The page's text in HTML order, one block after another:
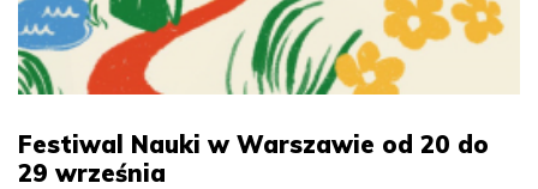
Festiwal Nauki w Warszawie od 20 do
29 września